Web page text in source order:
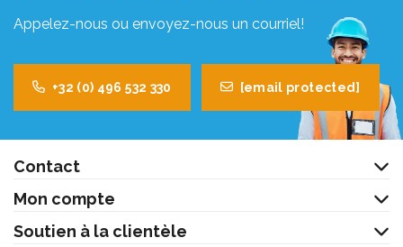
Appelez-nous ou envoyez-nous un courriel!
+32 (0) 496 532 330 [email protected]
Contact
Mon compte
Soutien à la clientèle